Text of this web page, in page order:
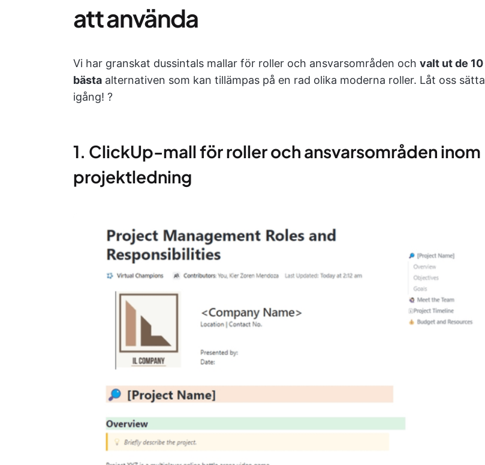
att använda
Vi har granskat dussintals mallar för roller och ansvarsområden och valt ut de 10
bästa alternativen som kan tillämpas på en rad olika moderna roller. Låt oss sätta
igång! ?
1. ClickUp-mall för roller och ansvarsområden inom
projektledning